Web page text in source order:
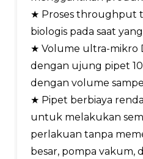
★ Proses throughput
biologis pada saat yang
★ Volume ultra-mikro
dengan ujung pipet
dengan volume
★ Pipet berbiaya
untuk melakukan
perlakuan tanpa
besar, pompa vakum,